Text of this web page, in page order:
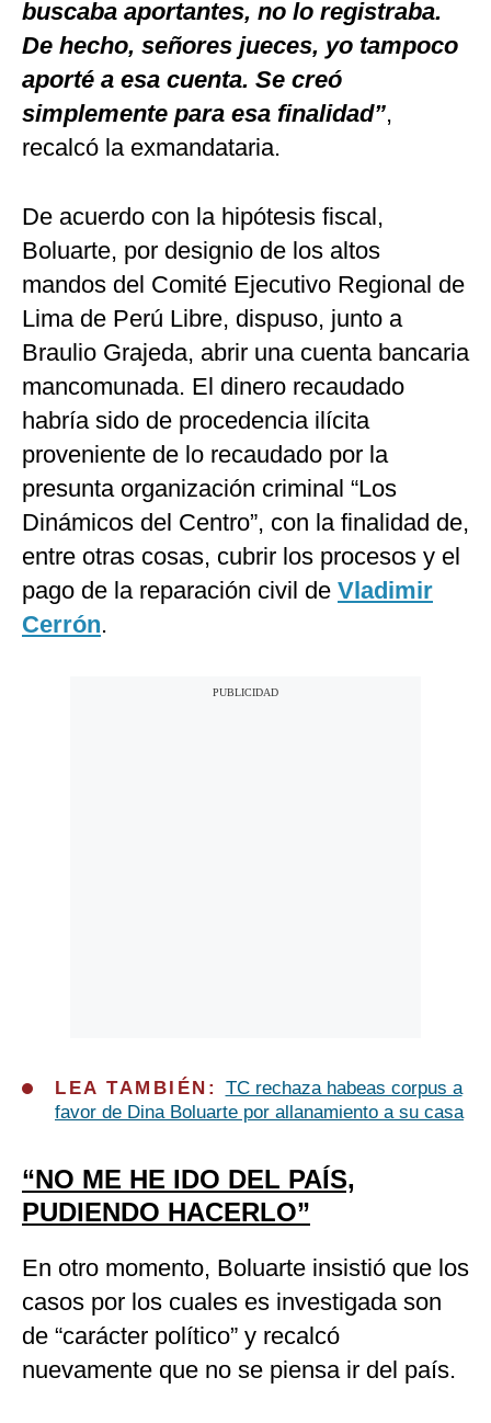
buscaba aportantes, no lo registraba.
De hecho, señores jueces, yo tampoco
aporté a esa cuenta. Se creó
simplemente para esa finalidad”,
recalcó la exmandataria.
De acuerdo con la hipótesis fiscal,
Boluarte, por designio de los altos
mandos del Comité Ejecutivo Regional de
Lima de Perú Libre, dispuso, junto a
Braulio Grajeda, abrir una cuenta bancaria
mancomunada. El dinero recaudado
habría sido de procedencia ilícita
proveniente de lo recaudado por la
presunta organización criminal “Los
Dinámicos del Centro”, con la finalidad de,
entre otras cosas, cubrir los procesos y el
pago de la reparación civil de Vladimir
Cerrón.
LEA TAMBIÉN: TC rechaza habeas corpus a
favor de Dina Boluarte por allanamiento a su casa
“NO ME HE IDO DEL PAÍS,
PUDIENDO HACERLO”
En otro momento, Boluarte insistió que los
casos por los cuales es investigada son
de “carácter político” y recalcó
nuevamente que no se piensa ir del país.